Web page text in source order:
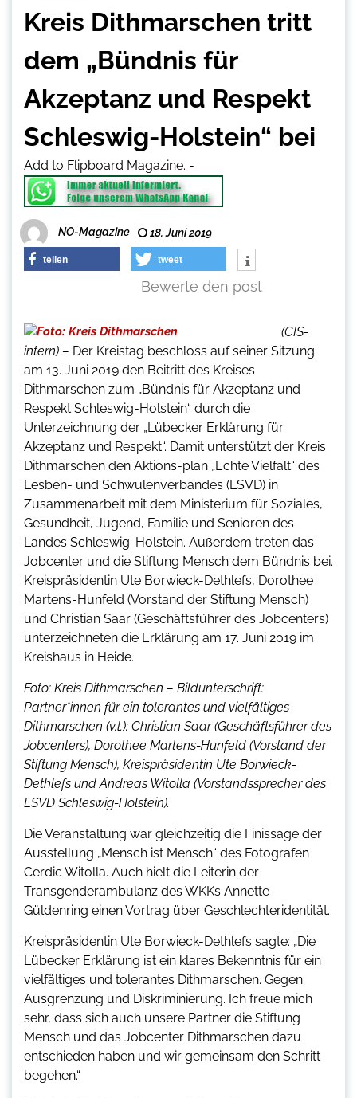
Kreis Dithmarschen tritt
dem „Bündnis für
Akzeptanz und Respekt
Schleswig-Holstein“ bei
Add to Flipboard Magazine. -
NO-Magazine 18. Juni 2019
teilen tweet
Bewerte den post
(CIS-
intern) – Der Kreistag beschloss auf seiner Sitzung
am 13. Juni 2019 den Beitritt des Kreises
Dithmarschen zum „Bündnis für Akzeptanz und
Respekt Schleswig-Holstein“ durch die
Unterzeichnung der „Lübecker Erklärung für
Akzeptanz und Respekt“. Damit unterstützt der Kreis
Dithmarschen den Aktions-plan „Echte Vielfalt“ des
Lesben- und Schwulenverbandes (LSVD) in
Zusammenarbeit mit dem Ministerium für Soziales,
Gesundheit, Jugend, Familie und Senioren des
Landes Schleswig-Holstein. Außerdem treten das
Jobcenter und die Stiftung Mensch dem Bündnis bei.
Kreispräsidentin Ute Borwieck-Dethlefs, Dorothee
Martens-Hunfeld (Vorstand der Stiftung Mensch)
und Christian Saar (Geschäftsführer des Jobcenters)
unterzeichneten die Erklärung am 17. Juni 2019 im
Kreishaus in Heide.
Foto: Kreis Dithmarschen – Bildunterschrift:
Partner*innen für ein tolerantes und vielfältiges
Dithmarschen (v.l.): Christian Saar (Geschäftsführer des
Jobcenters), Dorothee Martens-Hunfeld (Vorstand der
Stiftung Mensch), Kreispräsidentin Ute Borwieck-
Dethlefs und Andreas Witolla (Vorstandssprecher des
LSVD Schleswig-Holstein).
Die Veranstaltung war gleichzeitig die Finissage der
Ausstellung „Mensch ist Mensch“ des Fotografen
Cerdic Witolla. Auch hielt die Leiterin der
Transgenderambulanz des WKKs Annette
Güldenring einen Vortrag über Geschlechteridentität.
Kreispräsidentin Ute Borwieck-Dethlefs sagte: „Die
Lübecker Erklärung ist ein klares Bekenntnis für ein
vielfältiges und tolerantes Dithmarschen. Gegen
Ausgrenzung und Diskriminierung. Ich freue mich
sehr, dass sich auch unsere Partner die Stiftung
Mensch und das Jobcenter Dithmarschen dazu
entschieden haben und wir gemeinsam den Schritt
begehen.“